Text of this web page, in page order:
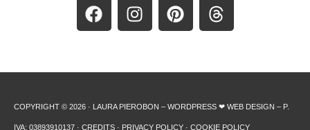
COPYRIGHT © 2026 · LAURA PIEROBON – WORDPRESS ❤︎ WEB DESIGN – P.
IVA: 03893910137 · CREDITS · PRIVACY POLICY · COOKIE POLICY